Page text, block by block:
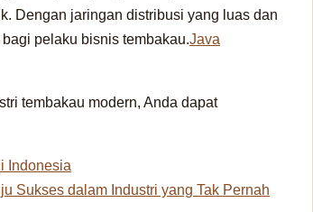
Dengan jaringan distribusi yang luas dan
pelaku bisnis tembakau.Java
tembakau modern, Anda dapat
Indonesia
Sukses dalam Industri yang Tak Pernah